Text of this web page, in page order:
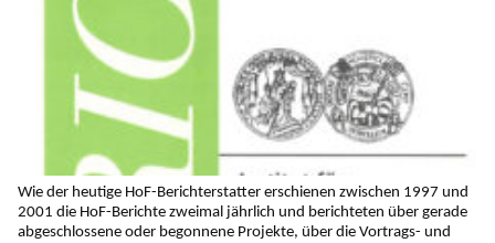
Wie der heutige HoF-Berichterstatter erschienen zwischen 1997 und
2001 die HoF-Berichte zweimal jährlich und berichteten über gerade
abgeschlossene oder begonnene Projekte, über die Vortrags- und